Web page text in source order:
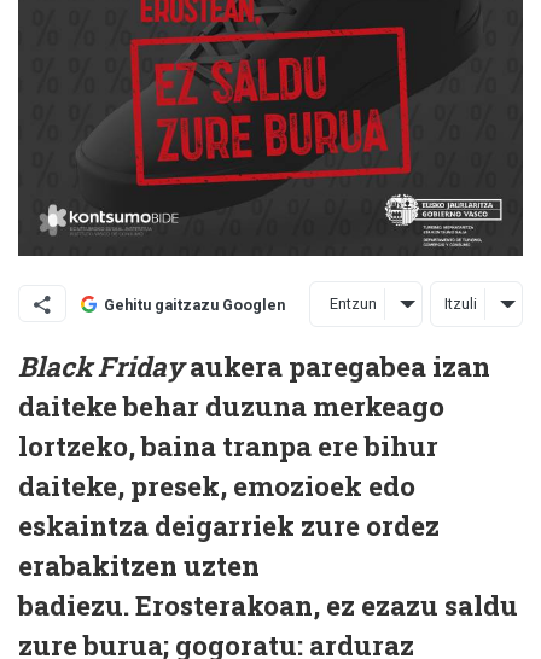
Gehitu gaitzazu Googlen Entzun Itzuli
Black Fridayaukera paregabea izan
daiteke behar duzuna merkeago
lortzeko, baina tranpa ere bihur
daiteke, presek, emozioek edo
eskaintza deigarriek zure ordez
erabakitzen uzten
badiezu. Erosterakoan, ez ezazu saldu
zure burua; gogoratu: arduraz